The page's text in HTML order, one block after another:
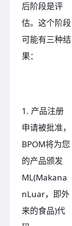
后阶段是评
估。这个阶段
可能有三种结
果：
1. 产品注册
申请被批准，
BPOM将为您
的产品颁发
ML(Makana
nLuar，即外
来的食品)代